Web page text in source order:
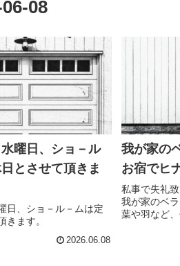
08
曜日、ショ－ル
とさせて頂きま
日、ショ－ル－ムは定
きます。
2026.06.08
我が家の
お宿でヒ
私事で失礼
我が家のベ
葉や羽など
と！ 今ま